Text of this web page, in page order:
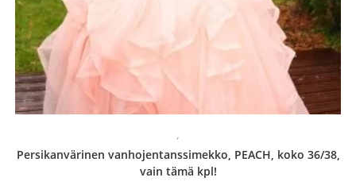
,
Persikanvärinen vanhojentanssimekko, PEACH, koko 36/38,
vain tämä kpl!